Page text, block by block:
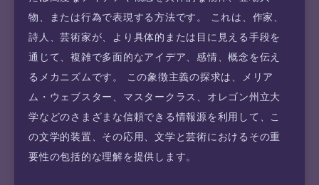
物、または行為で表現する方法です。 これは、作家、
詩人、芸術家が、より具体的または目に見える手段を
通じて、複雑で多面的なアイデア、感情、概念を伝え
るメカニズムです。 この象徴主義の探求は、メリア
ム・ウェブスター、マスタークラス、オレゴン州立大
学などのさまざまな信頼できる情報源を利用して、こ
の文学的装置、その応用、文学と芸術におけるその重
要性の包括的な理解を提供します。